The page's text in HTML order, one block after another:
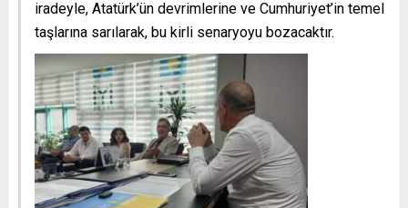
iradeyle, Atatürk’ün devrimlerine ve Cumhuriyet’in temel
taşlarına sarılarak, bu kirli senaryoyu bozacaktır.